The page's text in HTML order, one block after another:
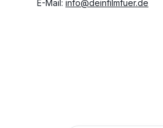
E-Mail: info@deinfilmfuer.de